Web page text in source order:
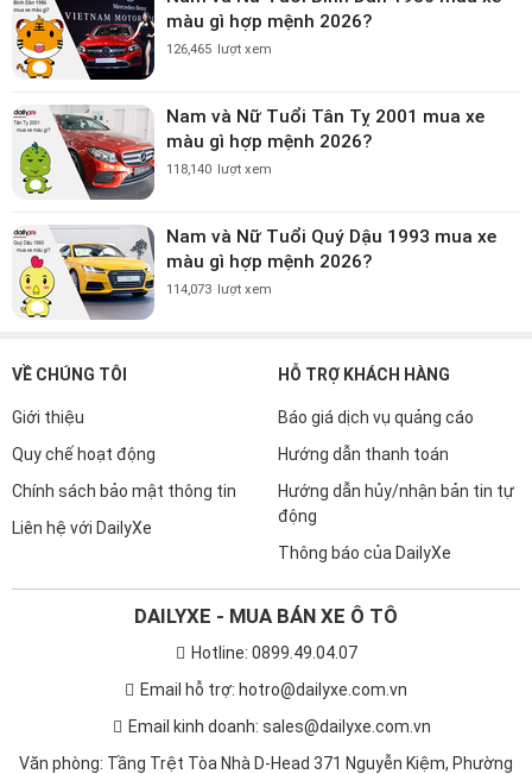
màu gì hợp mệnh 2026?
126,465 lượt xem
Nam và Nữ Tuổi Tân Tỵ 2001 mua xe
màu gì hợp mệnh 2026?
118,140 lượt xem
Nam và Nữ Tuổi Quý Dậu 1993 mua xe
màu gì hợp mệnh 2026?
114,073 lượt xem
VỀ CHÚNG TÔI
Giới thiệu
Quy chế hoạt động
Chính sách bảo mật thông tin
Liên hệ với DailyXe
HỖ TRỢ KHÁCH HÀNG
Báo giá dịch vụ quảng cáo
Hướng dẫn thanh toán
Hướng dẫn hủy/nhận bản tin tự
động
Thông báo của DailyXe
DAILYXE - MUA BÁN XE Ô TÔ
Hotline: 0899.49.04.07
Email hỗ trợ: hotro@dailyxe.com.vn
Email kinh doanh: sales@dailyxe.com.vn
Văn phòng: Tầng Trệt Tòa Nhà D-Head 371 Nguyễn Kiệm, Phường